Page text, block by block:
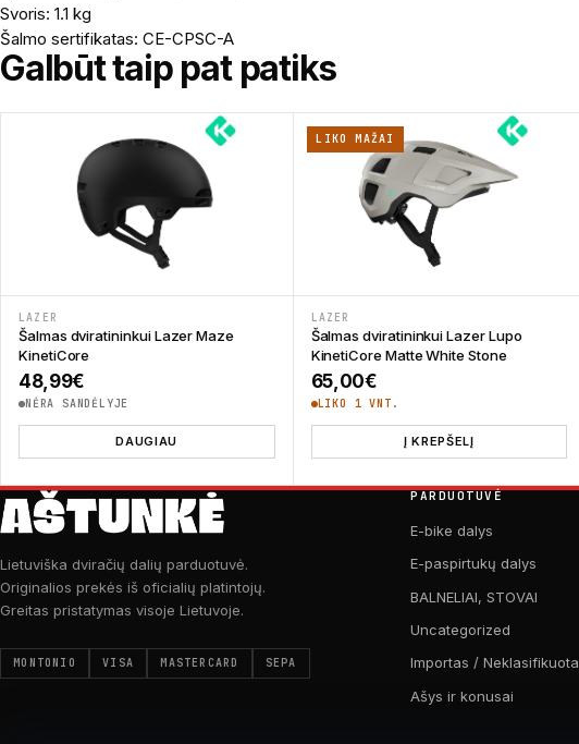
Svoris: 1.1 kg
Šalmo sertifikatas: CE-CPSC-A
Galbūt taip pat patiks
LAZER
Šalmas dviratininkui Lazer Maze
KinetiCore
48,99€
NĖRA SANDĖLYJE
DAUGIAU
LIKO MAŽAI
LAZER
Šalmas dviratininkui Lazer Lupo
KinetiCore Matte White Stone
65,00€
LIKO 1 VNT.
Į KREPŠELĮ
Lietuviška dviračių dalių parduotuvė.
Originalios prekės iš oficialių platintojų.
Greitas pristatymas visoje Lietuvoje.
MONTONIO VISA MASTERCARD SEPA
PARDUOTUVĖ
E-bike dalys
E-paspirtukų dalys
BALNELIAI, STOVAI
Uncategorized
Importas / Neklasifikuota
Ašys ir konusai